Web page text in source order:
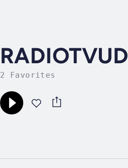
RADIOTVUD
2 Favorites